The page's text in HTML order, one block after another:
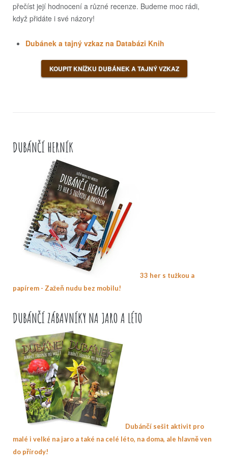
přečíst její hodnocení a různé recenze. Budeme moc rádi,
když přidáte i své názory!
Dubánek a tajný vzkaz na Databázi Knih
KOUPIT KNÍŽKU DUBÁNEK A TAJNÝ VZKAZ
DUBÁNČÍ HERNÍK
33 her s tužkou a
papírem - Zažeň nudu bez mobilu!
DUBÁNČÍ ZÁBAVNÍKY NA JARO A LÉTO
Dubánčí sešit aktivit pro
malé i velké na jaro a také na celé léto, na doma, ale hlavně ven
do přírody!